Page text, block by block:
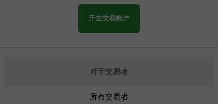
开立交易账户
对于交易者
所有交易者